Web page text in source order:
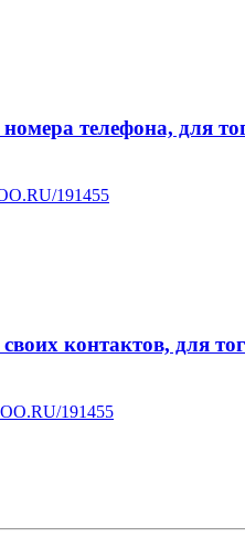
телефона, для
191455
контактов, для
191455